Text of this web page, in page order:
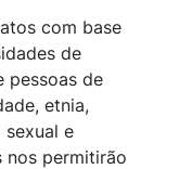
com base
de
pessoas de
etnia,
sexual e
nos permitirão